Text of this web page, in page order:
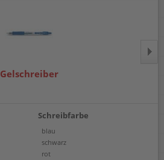
Gelschreiber
Schreibfarbe
blau
schwarz
rot